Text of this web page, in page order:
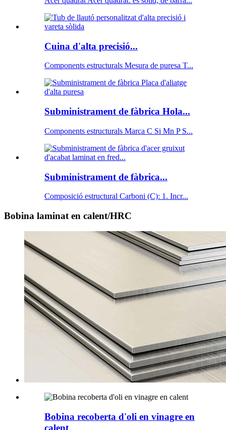
Cuina d'alta precisió...
Components estructurals Mesura de puresa T...
Subministrament de fàbrica Hola...
Components estructurals Marca C Si Mn P S...
Subministrament de fàbrica...
Composició estructural Carboni (C): 1. Incr...
Bobina laminat en calent/HRC
Bobina recoberta d'oli en vinagre en
calent